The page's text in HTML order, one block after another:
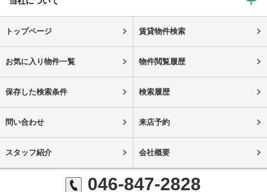
トップページ 賃貸物件検索
お気に入り物件一覧 物件閲覧履歴
保存した検索条件 検索履歴
問い合わせ 来店予約
スタッフ紹介 会社概要
046-847-2828